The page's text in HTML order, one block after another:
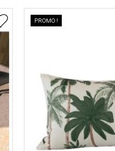
PROMO !